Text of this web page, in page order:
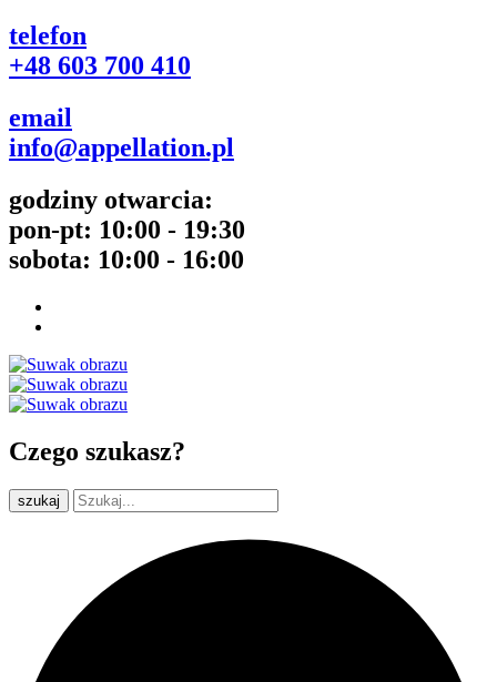
telefon
+48 603 700 410
email
info@appellation.pl
godziny otwarcia:
pon-pt: 10:00 - 19:30
sobota: 10:00 - 16:00
Czego szukasz?
szukaj